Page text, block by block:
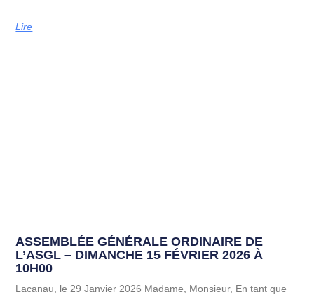
Lire
ASSEMBLÉE GÉNÉRALE ORDINAIRE DE
L’ASGL – DIMANCHE 15 FÉVRIER 2026 À
10H00
Lacanau, le 29 Janvier 2026 Madame, Monsieur, En tant que